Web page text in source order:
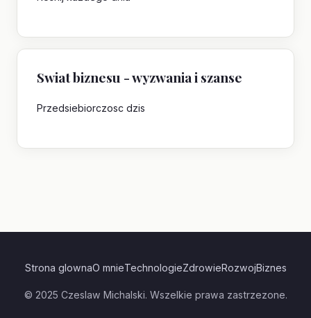
Swiat biznesu - wyzwania i szanse
Przedsiebiorczosc dzis
Strona glownaO mnieTechnologieZdrowieRozwojBiznes
© 2025 Czeslaw Michalski. Wszelkie prawa zastrzezone.